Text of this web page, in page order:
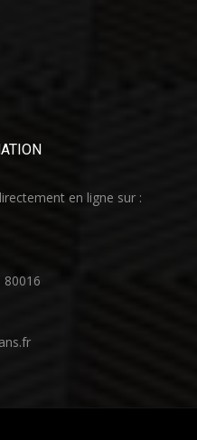
en ligne sur :
80016